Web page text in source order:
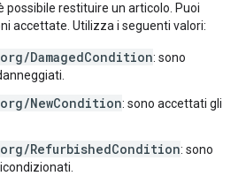
possibile restituire un articolo. Puoi
accettate. Utilizza i seguenti valori:
DamagedCondition: sono
NewCondition: sono accettati gli
RefurbishedCondition: sono